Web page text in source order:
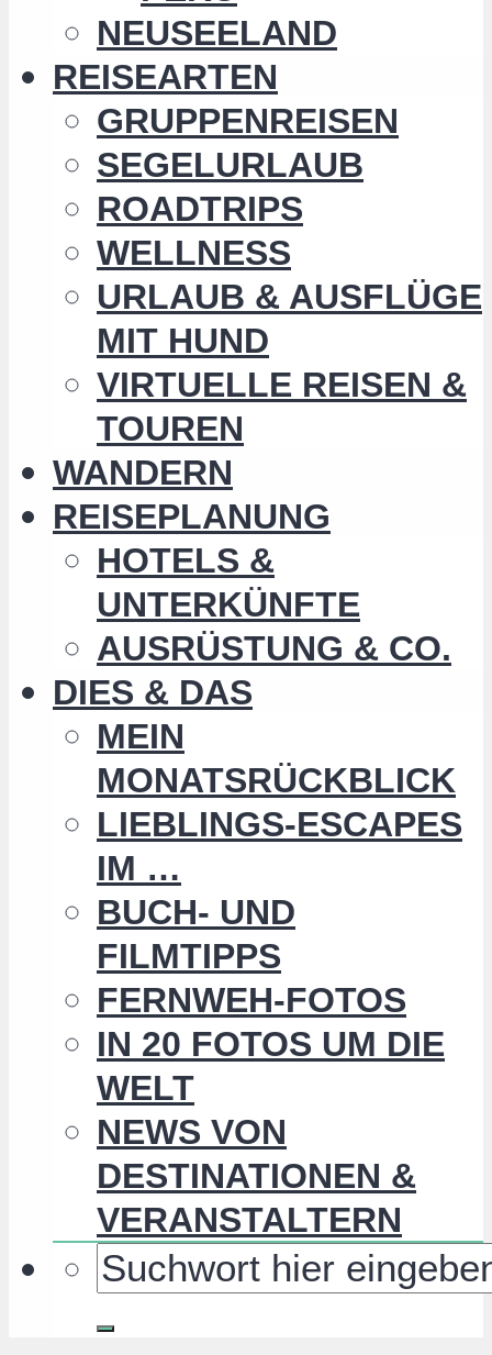
NEUSEELAND
REISEARTEN
GRUPPENREISEN
SEGELURLAUB
ROADTRIPS
WELLNESS
URLAUB & AUSFLÜGE
MIT HUND
VIRTUELLE REISEN &
TOUREN
WANDERN
REISEPLANUNG
HOTELS &
UNTERKÜNFTE
AUSRÜSTUNG & CO.
DIES & DAS
MEIN
MONATSRÜCKBLICK
LIEBLINGS-ESCAPES
IM …
BUCH- UND
FILMTIPPS
FERNWEH-FOTOS
IN 20 FOTOS UM DIE
WELT
NEWS VON
DESTINATIONEN &
VERANSTALTERN